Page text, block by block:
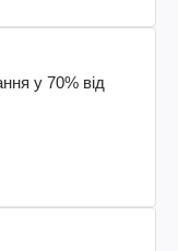
у 70% від